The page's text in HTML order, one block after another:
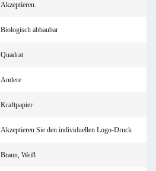
Akzeptieren.
Biologisch abbaubar
Quadrat
Andere
Kraftpapier
Akzeptieren Sie den individuellen Logo-Druck
Braun, Weiß